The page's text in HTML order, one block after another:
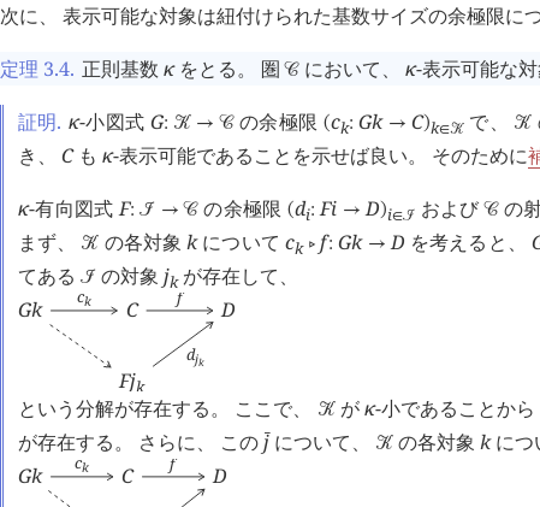
次に、 表示可能な対象は紐付けられた基数サイズの余極限に
定理 3.4. 正則基数 κをとる。 圏󰒚 において、 κ-表示可能な
証明. κ-小図式 G: 󰒢 → 󰒚の余極限 (ck: Gk → C)k∈󰒢 で、 󰒢
き、 Cも κ-表示可能であることを示せば良い。 そのために
κ-有向図式F: 󰒠 → 󰒚 の余極限 (di: Fi → D)i∈󰒠 および󰒚の
まず、
󰒢 の各対象kについて ck 󰖡 f: Gk → D を考えると、
てある 󰒠 の対象 jkが存在して、
Gk C D
Fjk
ck f
djk
という分解が存在する。 ここで、 󰒢がκ-小であることから
が存在する。 さらに、 この 󰔄
jについて、 󰒢 の各対象 kにつ
Gk C D
ck f